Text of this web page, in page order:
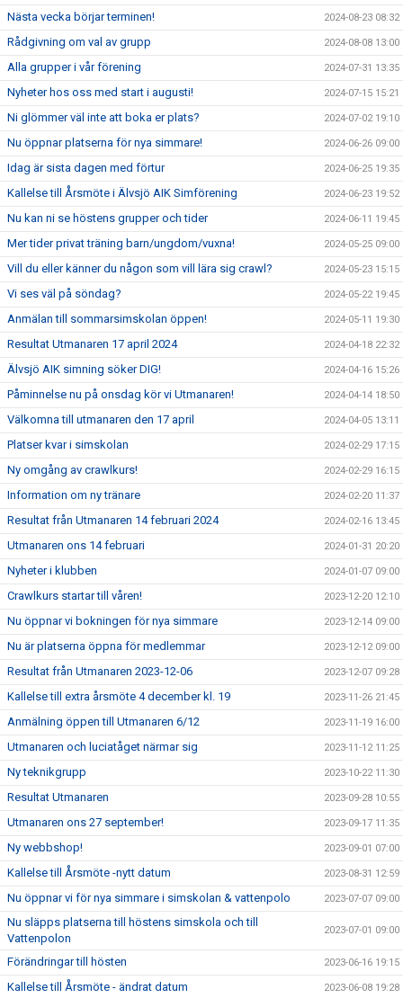
Nästa vecka börjar terminen! 2024-08-23 08:32
Rådgivning om val av grupp 2024-08-08 13:00
Alla grupper i vår förening 2024-07-31 13:35
Nyheter hos oss med start i augusti! 2024-07-15 15:21
Ni glömmer väl inte att boka er plats? 2024-07-02 19:10
Nu öppnar platserna för nya simmare! 2024-06-26 09:00
Idag är sista dagen med förtur 2024-06-25 19:35
Kallelse till Årsmöte i Älvsjö AIK Simförening 2024-06-23 19:52
Nu kan ni se höstens grupper och tider 2024-06-11 19:45
Mer tider privat träning barn/ungdom/vuxna! 2024-05-25 09:00
Vill du eller känner du någon som vill lära sig crawl? 2024-05-23 15:15
Vi ses väl på söndag? 2024-05-22 19:45
Anmälan till sommarsimskolan öppen! 2024-05-11 19:30
Resultat Utmanaren 17 april 2024 2024-04-18 22:32
Älvsjö AIK simning söker DIG! 2024-04-16 15:26
Påminnelse nu på onsdag kör vi Utmanaren! 2024-04-14 18:50
Välkomna till utmanaren den 17 april 2024-04-05 13:11
Platser kvar i simskolan 2024-02-29 17:15
Ny omgång av crawlkurs! 2024-02-29 16:15
Information om ny tränare 2024-02-20 11:37
Resultat från Utmanaren 14 februari 2024 2024-02-16 13:45
Utmanaren ons 14 februari 2024-01-31 20:20
Nyheter i klubben 2024-01-07 09:00
Crawlkurs startar till våren! 2023-12-20 12:10
Nu öppnar vi bokningen för nya simmare 2023-12-14 09:00
Nu är platserna öppna för medlemmar 2023-12-12 09:00
Resultat från Utmanaren 2023-12-06 2023-12-07 09:28
Kallelse till extra årsmöte 4 december kl. 19 2023-11-26 21:45
Anmälning öppen till Utmanaren 6/12 2023-11-19 16:00
Utmanaren och luciatåget närmar sig 2023-11-12 11:25
Ny teknikgrupp 2023-10-22 11:30
Resultat Utmanaren 2023-09-28 10:55
Utmanaren ons 27 september! 2023-09-17 11:35
Ny webbshop! 2023-09-01 07:00
Kallelse till Årsmöte -nytt datum 2023-08-31 12:59
Nu öppnar vi för nya simmare i simskolan & vattenpolo 2023-07-07 09:00
Nu släpps platserna till höstens simskola och till
Vattenpolon
2023-07-01 09:00
Förändringar till hösten 2023-06-16 19:15
Kallelse till Årsmöte - ändrat datum 2023-06-08 19:28